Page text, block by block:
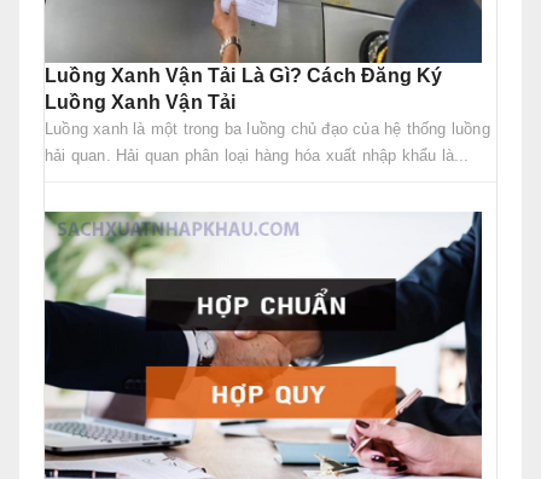
Luồng Xanh Vận Tải Là Gì? Cách Đăng Ký
Luồng Xanh Vận Tải
Luồng xanh là một trong ba luồng chủ đạo của hệ thống luồng
hải quan. Hải quan phân loại hàng hóa xuất nhập khẩu là...